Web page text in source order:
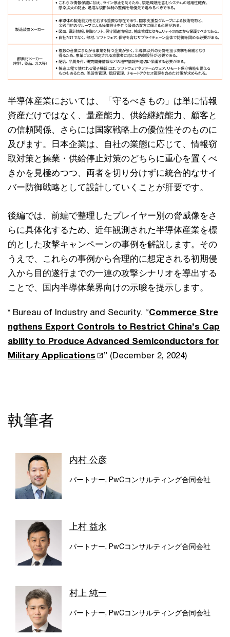
半導体産業においては、「守るべきもの」は単に情報
資産だけではなく、量産能力、供給継続能力、顧客と
の信頼関係、さらには国家戦略上の優位性そのものに
及びます。日本企業は、自社の業態に応じて、情報窃
取対策と操業・供給停止対策のどちらに重心を置くべ
きかを見極めつつ、両者を切り分けずに統合的なサイ
バー防御戦略として設計していくことが肝要です。
後編では、前編で整理したプレイヤー別の脅威像をさ
らに具体化するため、近年観測された半導体産業を標
的とした攻撃キャンペーンの事例を解説します。その
うえで、これらの事例から合理的に想定される初期侵
入から目的遂行までの一連の攻撃シナリオを導出する
ことで、国内半導体業界向けの示唆を提示します。
* Bureau of Industry and Security. “Commerce Stre
ngthens Export Controls to Restrict China’s Cap
ability to Produce Advanced Semiconductors for
Military Applications
” (December 2, 2024)
執筆者
内村 公彦
パートナー, PwCコンサルティング合同会社
上村 益永
パートナー, PwCコンサルティング合同会社
村上 純一
パートナー, PwCコンサルティング合同会社